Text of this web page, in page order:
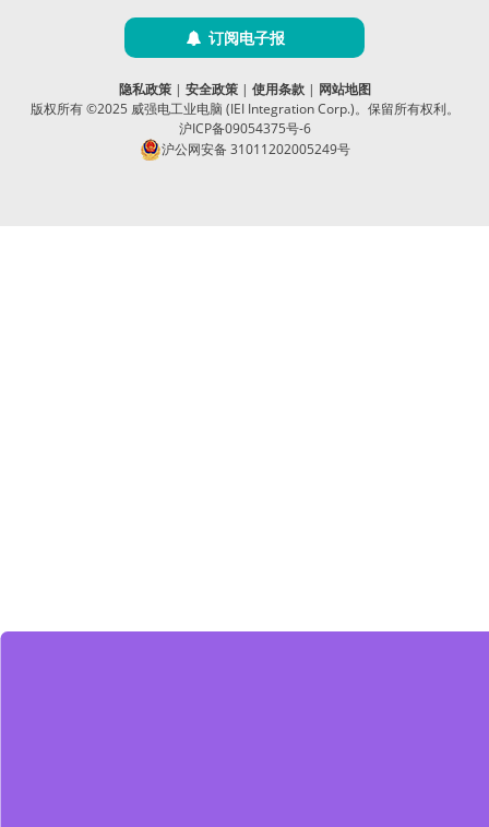
订阅电子报
隐私政策| 安全政策| 使用条款| 网站地图
版权所有 ©2025 威强电工业电脑 (IEI Integration Corp.)。保留所有权利。
沪ICP备09054375号-6
沪公网安备 31011202005249号